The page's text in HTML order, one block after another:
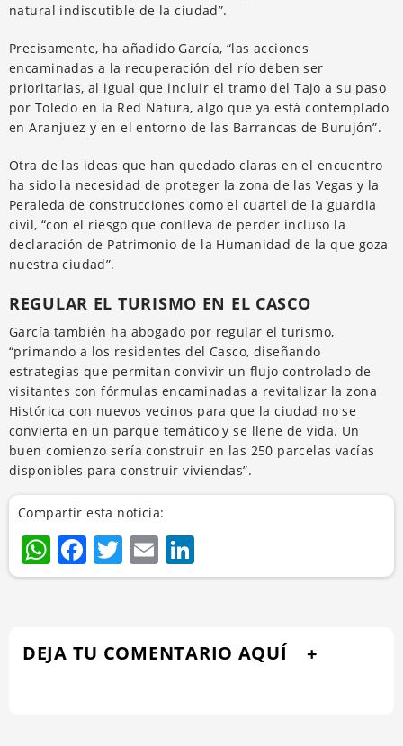
natural indiscutible de la ciudad”.
Precisamente, ha añadido García, “las acciones
encaminadas a la recuperación del río deben ser
prioritarias, al igual que incluir el tramo del Tajo a su paso
por Toledo en la Red Natura, algo que ya está contemplado
en Aranjuez y en el entorno de las Barrancas de Burujón”.
Otra de las ideas que han quedado claras en el encuentro
ha sido la necesidad de proteger la zona de las Vegas y la
Peraleda de construcciones como el cuartel de la guardia
civil, “con el riesgo que conlleva de perder incluso la
declaración de Patrimonio de la Humanidad de la que goza
nuestra ciudad”.
REGULAR EL TURISMO EN EL CASCO
García también ha abogado por regular el turismo,
“primando a los residentes del Casco, diseñando
estrategias que permitan convivir un flujo controlado de
visitantes con fórmulas encaminadas a revitalizar la zona
Histórica con nuevos vecinos para que la ciudad no se
convierta en un parque temático y se llene de vida. Un
buen comienzo sería construir en las 250 parcelas vacías
disponibles para construir viviendas”.
Compartir esta noticia:
WhatsApp
Facebook
Twitter
Email
DEJA TU COMENTARIO AQUÍ